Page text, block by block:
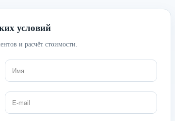
условий
и расчёт стоимости.